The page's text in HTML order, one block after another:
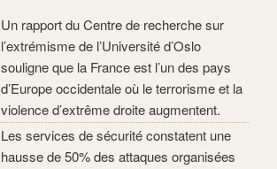
Un rapport du Centre de recherche sur
l’extrémisme de l’Université d’Oslo
souligne que la France est l’un des pays
d’Europe occidentale où le terrorisme et la
violence d’extrême droite augmentent.
Les services de sécurité constatent une
hausse de 50% des attaques organisées